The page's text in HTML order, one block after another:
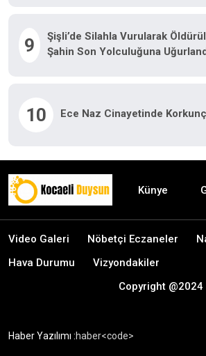
9
Şişli’de Silahla Vurularak
Şahin Son Yolculuğuna
10 Ece Naz Cinayetinde
Künye
Video Galeri Nöbetçi Eczaneler
Hava Durumu
Vizyondakiler
Copyright
Haber Yazılımı :haber<code>